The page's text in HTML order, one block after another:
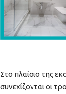
Στο πλαίσιο της
συνεχίζονται οι